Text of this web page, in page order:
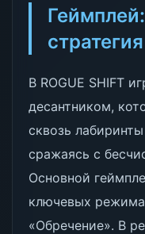
стратегия
В ROGUE SHIFT
десантником,
сквозь
сражаясь с
Основной
ключевых
«Обречение». В